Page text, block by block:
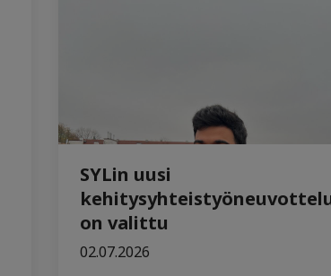
SYLin uusi
on valittu
02.07.2026